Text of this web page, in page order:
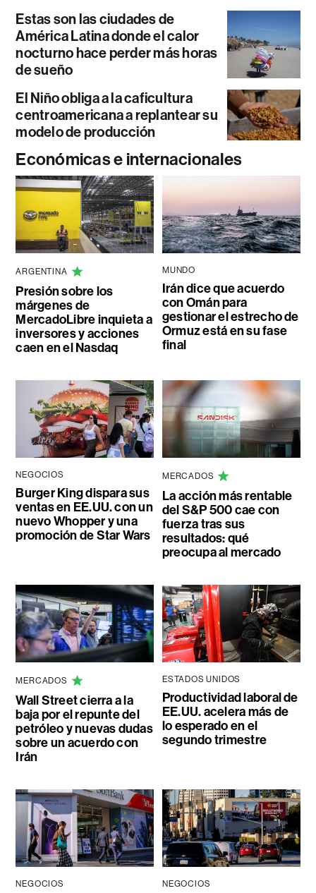
Estas son las ciudades de
América Latina donde el calor
nocturno hace perder más horas
de sueño
El Niño obliga a la caficultura
centroamericana a replantear su
modelo de producción
Económicas e internacionales
ARGENTINA
Presión sobre los
márgenes de
MercadoLibre inquieta a
inversores y acciones
caen en el Nasdaq
MUNDO
Irán dice que acuerdo
con Omán para
gestionar el estrecho de
Ormuz está en su fase
final
NEGOCIOS
Burger King dispara sus
ventas en EE.UU. con un
nuevo Whopper y una
promoción de Star Wars
MERCADOS
La acción más rentable
del S&P 500 cae con
fuerza tras sus
resultados: qué
preocupa al mercado
MERCADOS
Wall Street cierra a la
baja por el repunte del
petróleo y nuevas dudas
sobre un acuerdo con
Irán
ESTADOS UNIDOS
Productividad laboral de
EE.UU. acelera más de
lo esperado en el
segundo trimestre
NEGOCIOS NEGOCIOS